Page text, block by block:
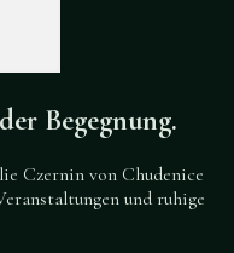
Begegnung.
Czernin von Chudenice
und ruhige